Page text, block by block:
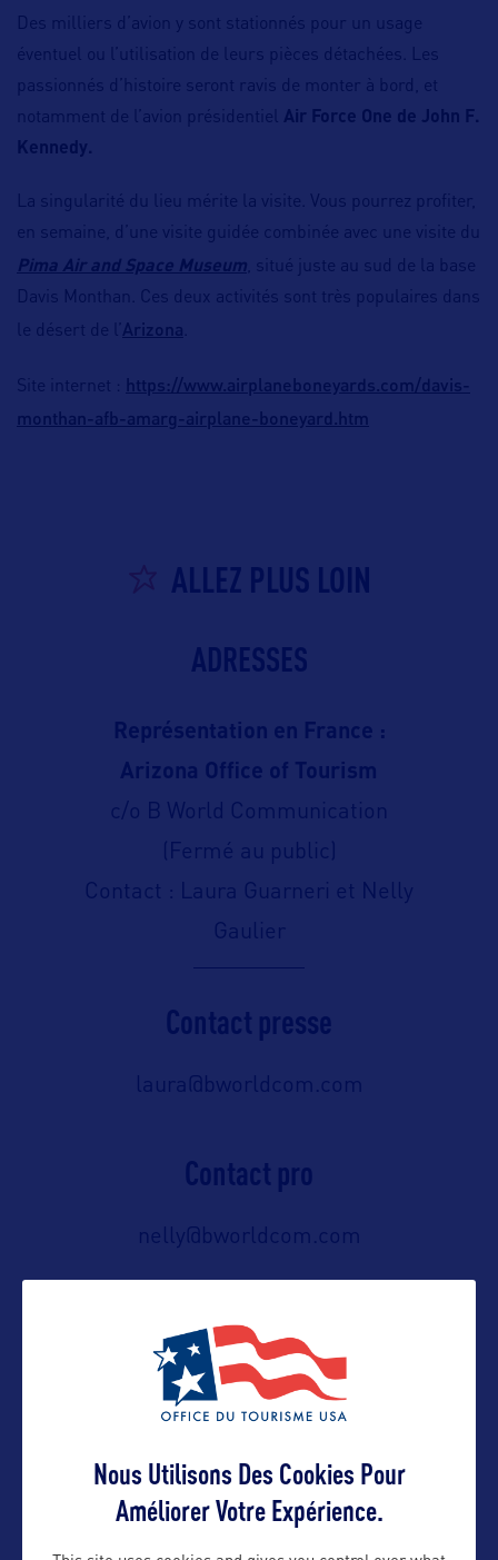
Des milliers d’avion y sont stationnés pour un usage
éventuel ou l’utilisation de leurs pièces détachées. Les
passionnés d’histoire seront ravis de monter à bord, et
notamment de l’avion présidentiel Air Force One de John F.
Kennedy.
La singularité du lieu mérite la visite. Vous pourrez profiter,
en semaine, d’une visite guidée combinée avec une visite du
Pima Air and Space Museum , situé juste au sud de la base
Davis Monthan. Ces deux activités sont très populaires dans
le désert de l’ Arizona
Site internet : https://www.airplaneboneyards.com/davis-
monthan-afb-amarg-airplane-boneyard.htm
ALLEZ PLUS LOIN
ADRESSES
Représentation en France :
Arizona Office of Tourism
c/o B World Communication
(Fermé au public)
Contact : Laura Guarneri et Nelly
Gaulier
Contact presse
laura@bworldcom.com
Contact pro
nelly@bworldcom.com
Contact grand public
nelly@bworldcom.com
Suivre
Nous Utilisons Des Cookies Pour
Améliorer Votre Expérience.